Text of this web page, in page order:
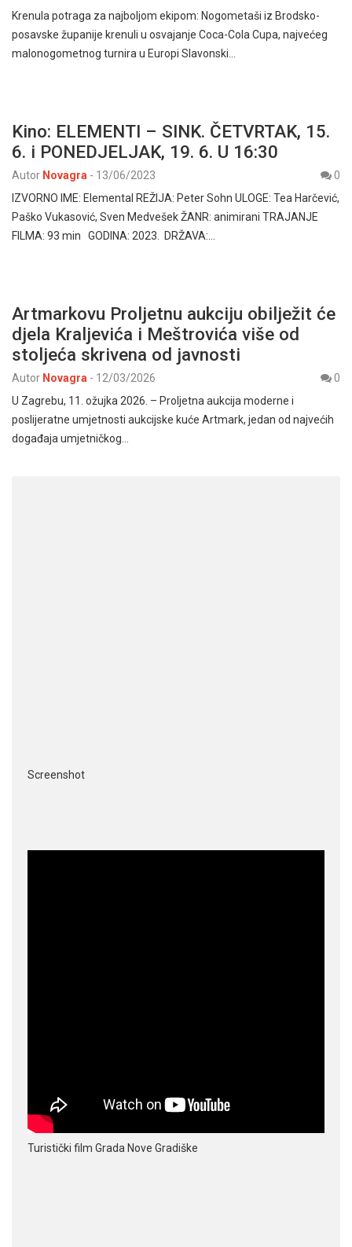
Krenula potraga za najboljom ekipom: Nogometaši iz Brodsko-
posavske županije krenuli u osvajanje Coca-Cola Cupa, najvećeg
malonogometnog turnira u Europi Slavonski…
Kino: ELEMENTI – SINK. ČETVRTAK, 15.
6. i PONEDJELJAK, 19. 6. U 16:30
Autor Novagra - 13/06/2023
0
IZVORNO IME: Elemental REŽIJA: Peter Sohn ULOGE: Tea Harčević,
Paško Vukasović, Sven Medvešek ŽANR: animirani TRAJANJE
FILMA: 93 min GODINA: 2023. DRŽAVA:…
Artmarkovu Proljetnu aukciju obilježit će
djela Kraljevića i Meštrovića više od
stoljeća skrivena od javnosti
Autor Novagra - 12/03/2026
0
U Zagrebu, 11. ožujka 2026. – Proljetna aukcija moderne i
poslijeratne umjetnosti aukcijske kuće Artmark, jedan od najvećih
događaja umjetničkog…
Screenshot
Turistički film Grada Nove Gradiške